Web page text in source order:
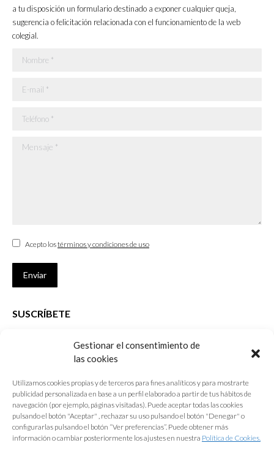
Gestionar el consentimiento de
las cookies
Utilizamos cookies propias y de terceros para fines analíticos y para mostrarte
publicidad personalizada en base a un perfil elaborado a partir de tus hábitos de
navegación (por ejemplo, páginas visitadas). Puede aceptar todas las cookies
pulsando el botón "Aceptar" , rechazar su uso pulsando el botón "Denegar" o
configurarlas pulsando el botón “Ver preferencias”. Puede obtener más
información o cambiar posteriormente los ajustes en nuestra Política de Cookies.
new
window
new
window
new
window
new
window
a tu disposición un formulario destinado a exponer cualquier queja,
sugerencia o felicitación relacionada con el funcionamiento de la web
colegial.
Nombre *
E-mail *
Teléfono *
Mensaje *
Acepto lostérminos y condiciones de uso
Enviar
SUSCRÍBETE
que desarrolla el Colegio de Arquitectos de Cádiz
E-mail *
Acepto lostérminos y condiciones de uso